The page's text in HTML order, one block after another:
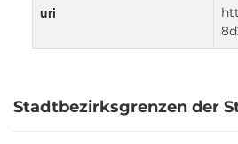
Stadtbezirksgrenzen der
uri